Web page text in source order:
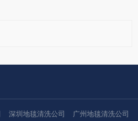
深圳地毯清洗公司
广州地毯清洗公司